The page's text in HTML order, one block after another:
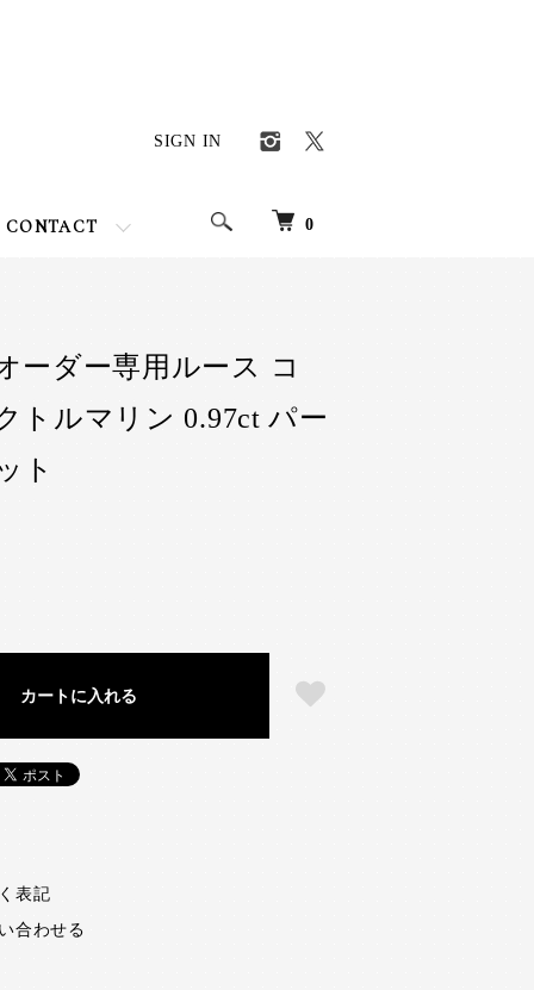
0
CONTACT
SIGN IN
ーダー専用ルース コ
トルマリン 0.97ct パー
ト
カートに入れる
表記
合わせる